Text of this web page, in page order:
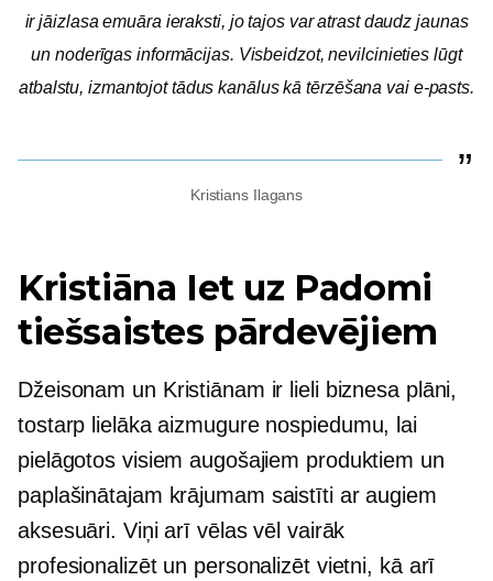
ir jāizlasa emuāra ieraksti, jo tajos var atrast daudz jaunas
un noderīgas informācijas. Visbeidzot, nevilcinieties lūgt
atbalstu, izmantojot tādus kanālus kā tērzēšana vai e-pasts.
Kristians Ilagans
Kristiāna Iet uz Padomi
tiešsaistes pārdevējiem
Džeisonam un Kristiānam ir lieli biznesa plāni,
tostarp lielākaaizmugurenospiedumu, lai
pielāgotos visiem augošajiem produktiem un
paplašinātajam krājumam saistīti ar augiem
aksesuāri. Viņi arī vēlas vēl vairāk
profesionalizēt un personalizēt vietni, kā arī